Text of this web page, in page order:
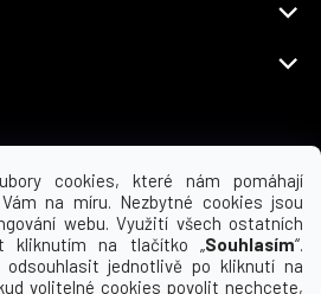
cookies, které nám pomáhají
na míru. Nezbytné cookies jsou
webu. Využití všech ostatních
kliknutím na tlačítko „Souhlasím“.
odsouhlasit jednotlivě po kliknutí na
volitelné cookies povolit nechcete,
dopravy